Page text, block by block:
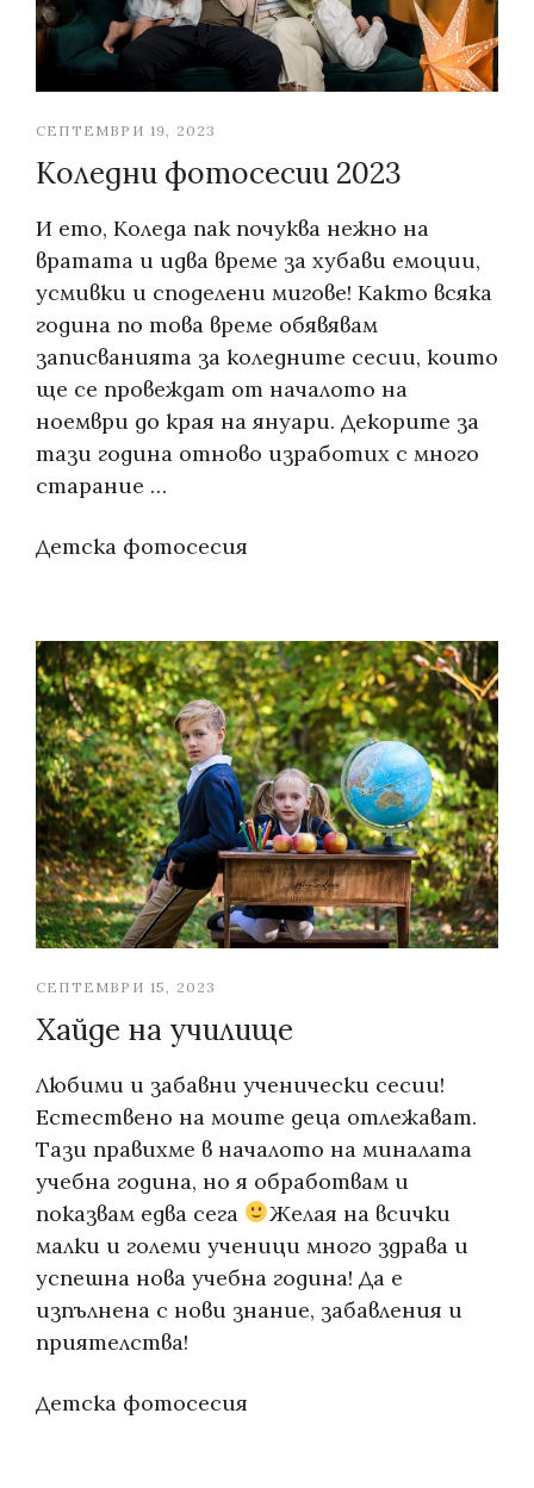
СЕПТЕМВРИ 19, 2023
Коледни фотосесии 2023
И ето, Коледа пак почуква нежно на
вратата и идва време за хубави емоции,
усмивки и споделени мигове! Както всяка
година по това време обявявам
записванията за коледните сесии, които
ще се провеждат от началото на
ноември до края на януари. Декорите за
тази година отново изработих с много
старание …
Categories:
Детска фотосесия
СЕПТЕМВРИ 15, 2023
Хайде на училище
Любими и забавни ученически сесии!
Естествено на моите деца отлежават.
Тази правихме в началото на миналата
учебна година, но я обработвам и
показвам едва сега
Желая на всички
малки и големи ученици много здрава и
успешна нова учебна година! Да е
изпълнена с нови знание, забавления и
приятелства!
Categories:
Детска фотосесия